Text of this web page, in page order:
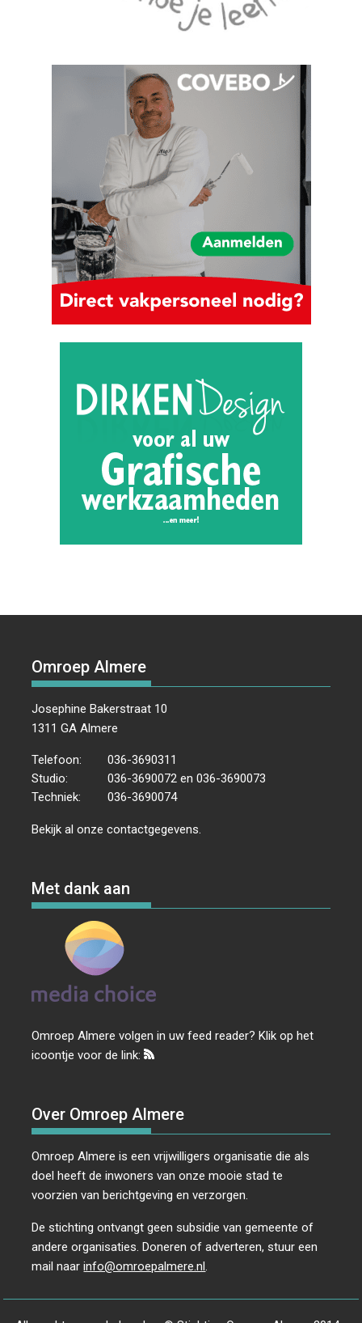
Omroep Almere
Josephine Bakerstraat 10
1311 GA Almere
Telefoon:
036-3690311
Studio:
036-3690072 en 036-3690073
Techniek:
036-3690074
Bekijk al onzecontactgegevens
Met dank aan
Omroep Almere volgen in uw feed reader? Klik op het
icoontje voor de link:
Over Omroep Almere
Omroep Almere is een vrijwilligers organisatie die als
doel heeft de inwoners van onze mooie stad te
voorzien van berichtgeving en verzorgen.
De stichting ontvangt geen subsidie van gemeente of
andere organisaties. Doneren of adverteren, stuur een
mail naarinfo@omroepalmere.nl.